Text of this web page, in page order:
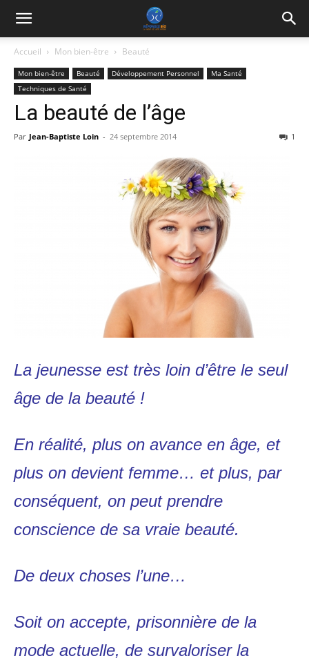
Accueil Mon bien-être Beauté
Mon bien-être Beauté Développement Personnel
Ma Santé
Techniques de Santé
La beauté de l’âge
Par Jean-Baptiste Loin - 24 septembre 2014 1
La jeunesse est très loin d’être le seul
âge de la beauté !
En réalité, plus on avance en âge, et
plus on devient femme… et plus, par
conséquent, on peut prendre
conscience de sa vraie beauté.
De deux choses l’une…
Soit on accepte, prisonnière de la
mode actuelle, de survaloriser la